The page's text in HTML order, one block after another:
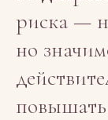
риска —
но
повышать